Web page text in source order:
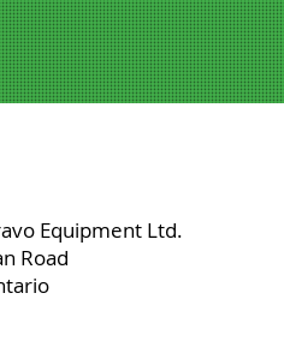
Equipment Ltd.
Road